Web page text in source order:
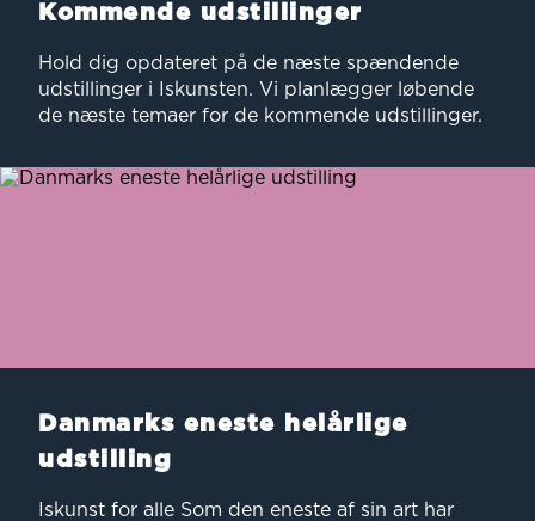
Kommende udstillinger
Hold dig opdateret på de næste spændende
udstillinger i Iskunsten. Vi planlægger løbende
de næste temaer for de kommende udstillinger.
Danmarks eneste helårlige
udstilling
Iskunst for alle Som den eneste af sin art har